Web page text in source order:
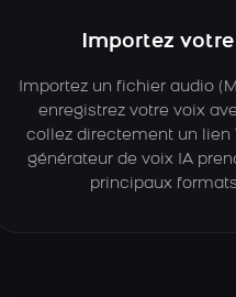
Importez
Importez un fichier audio
enregistrez votre voix
collez directement un lien
générateur de voix IA
principaux